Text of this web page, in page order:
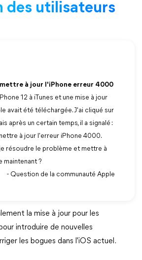
des utilisateurs
à jour l'iPhone erreur 4000
12 à iTunes et une mise à jour
avait été téléchargée. J'ai cliqué sur
après un certain temps, il a signalé :
à jour l'erreur iPhone 4000.
résoudre le problème et mettre à
maintenant ?
- Question de la communauté Apple
la mise à jour pour les
introduire de nouvelles
les bogues dans l'iOS actuel.